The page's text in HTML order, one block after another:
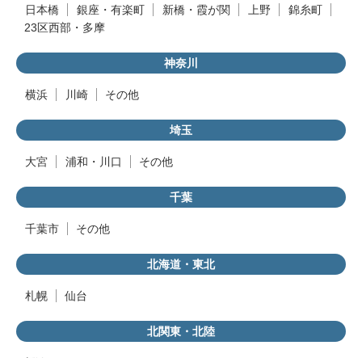
日本橋
銀座・有楽町 新橋・霞が関 上野
錦糸町
23区西部・多摩
神奈川
横浜 川崎 その他
埼玉
大宮 浦和・川口 その他
千葉
千葉市 その他
北海道・東北
札幌 仙台
北関東・北陸